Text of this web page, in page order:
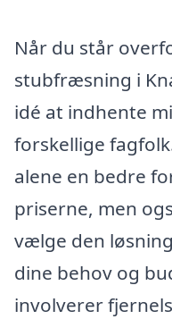
Når du står
stubfræsning i
idé at indhente
forskellige
alene en bedre
priserne, men
vælge den
dine behov og
involverer